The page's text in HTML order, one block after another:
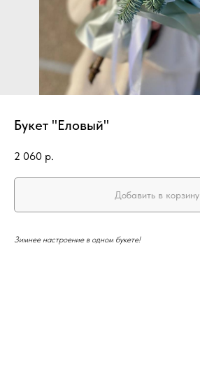
Букет "Еловый"
2 060 р.
Добавить в корзину
Зимнее настроение в одном букете!